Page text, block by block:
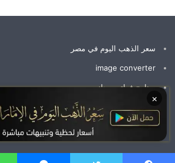
×
سعر الذهب اليوم في مصر
image converter
برنامج فواتير مجاني
سعر جرام الذهب عيار 21 سعر الذهب اليوم
وظائف الإمارات اليوم